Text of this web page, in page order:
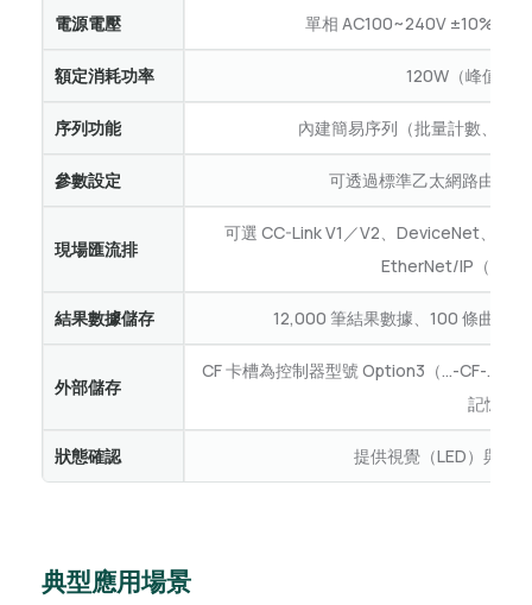
電源電壓 單相 AC100~240V ±10%、
額定消耗功率 120W（峰值電
序列功能 內建簡易序列（批量計數、多
參數設定 可透過標準乙太網路由 PC
現場匯流排
可選 CC-Link V1／V2、DeviceNet、
EtherNet/IP（型號
結果數據儲存 12,000 筆結果數據、100 條曲線
外部儲存
CF 卡槽為控制器型號 Option3（…-CF-…）
記憶卡
狀態確認 提供視覺（LED）與聲
典型應用場景